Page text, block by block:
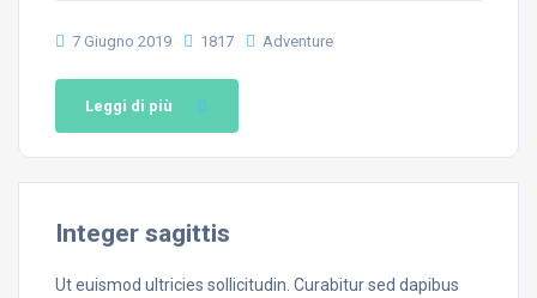
7 Giugno 2019 1817 Adventure
Leggi di più
Integer sagittis
Ut euismod ultricies sollicitudin. Curabitur sed dapibus